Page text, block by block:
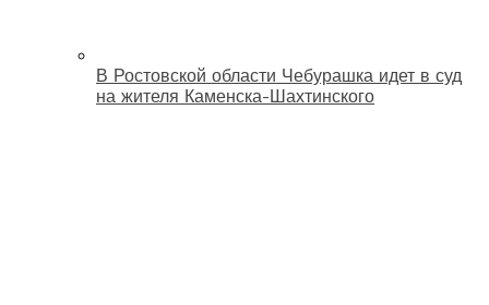
В Ростовской области Чебурашка идет в суд
на жителя Каменска-Шахтинского